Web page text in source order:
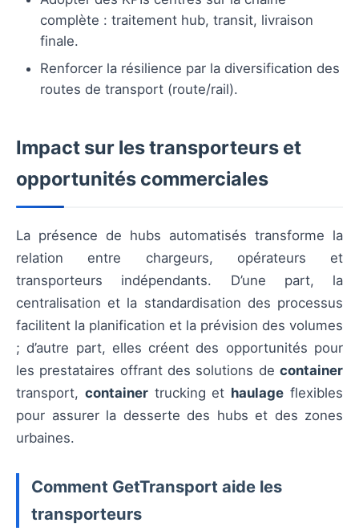
complète : traitement hub, transit, livraison
finale.
Renforcer la résilience par la diversification des
routes de transport (route/rail).
Impact sur les transporteurs et
opportunités commerciales
La présence de hubs automatisés transforme la
relation entre chargeurs, opérateurs et
transporteurs indépendants. D’une part, la
centralisation et la standardisation des processus
facilitent la planification et la prévision des volumes
; d’autre part, elles créent des opportunités pour
les prestataires offrant des solutions de container
transport, containertrucking et haulage flexibles
pour assurer la desserte des hubs et des zones
urbaines.
Comment GetTransport aide les
transporteurs